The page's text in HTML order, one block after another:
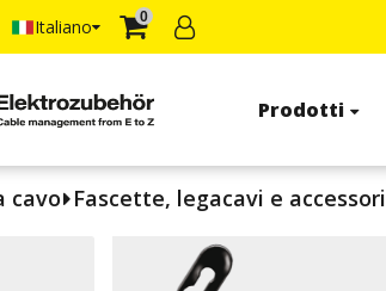
Italiano 0
Prodotti
cavo Fascette, legacavi e accessori